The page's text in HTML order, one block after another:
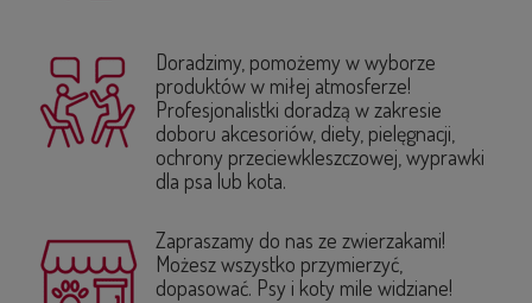
Doradzimy, pomożemy w wyborze
produktów w miłej atmosferze!
Profesjonalistki doradzą w zakresie
doboru akcesoriów, diety, pielęgnacji,
ochrony przeciewkleszczowej, wyprawki
dla psa lub kota.
Zapraszamy do nas ze zwierzakami!
Możesz wszystko przymierzyć,
dopasować. Psy i koty mile widziane!